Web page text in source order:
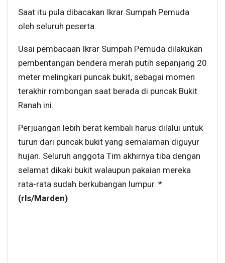
Saat itu pula dibacakan Ikrar Sumpah Pemuda
oleh seluruh peserta.
Usai pembacaan Ikrar Sumpah Pemuda dilakukan
pembentangan bendera merah putih sepanjang 20
meter melingkari puncak bukit, sebagai momen
terakhir rombongan saat berada di puncak Bukit
Ranah ini.
Perjuangan lebih berat kembali harus dilalui untuk
turun dari puncak bukit yang semalaman diguyur
hujan. Seluruh anggota Tim akhirnya tiba dengan
selamat dikaki bukit walaupun pakaian mereka
rata-rata sudah berkubangan lumpur. *
(rls/Marden)